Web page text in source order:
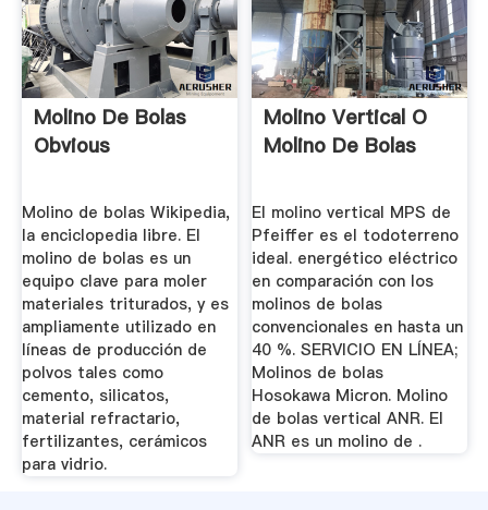
Molino De Bolas
Obvious
Molino de bolas Wikipedia,
la enciclopedia libre. El
molino de bolas es un
equipo clave para moler
materiales triturados, y es
ampliamente utilizado en
líneas de producción de
polvos tales como
cemento, silicatos,
material refractario,
fertilizantes, cerámicos
para vidrio.
Molino Vertical O
Molino De Bolas
El molino vertical MPS de
Pfeiffer es el todoterreno
ideal. energético eléctrico
en comparación con los
molinos de bolas
convencionales en hasta un
40 %. SERVICIO EN LÍNEA;
Molinos de bolas
Hosokawa Micron. Molino
de bolas vertical ANR. El
ANR es un molino de .